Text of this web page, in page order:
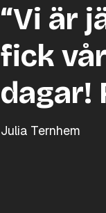
“Vi är
fick
dagar!
Julia Ternhem